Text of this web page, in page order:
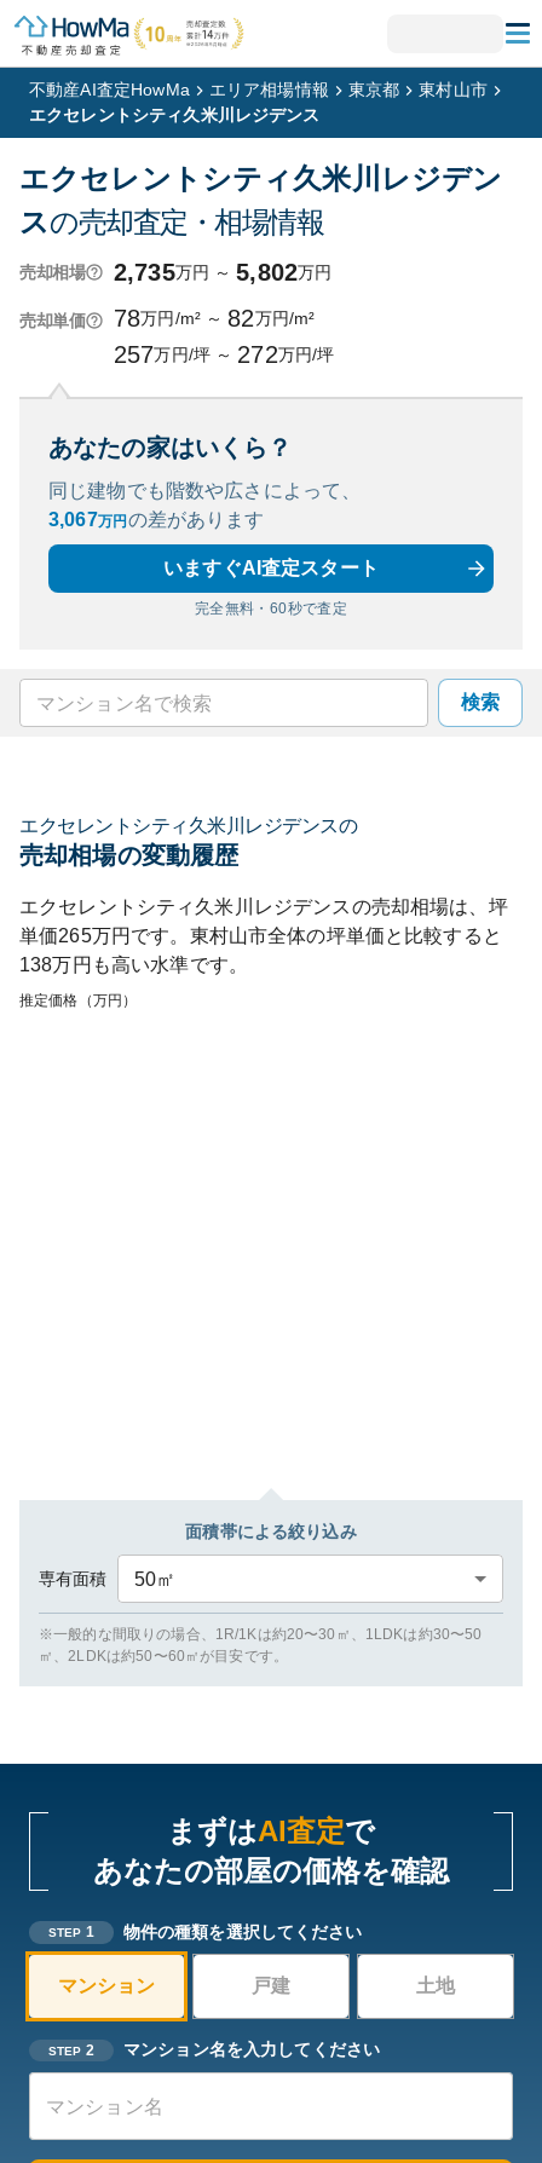
不動産AI査定HowMa エリア相場情報 東京都
東村山市
エクセレントシティ久米川レジデンス
エクセレントシティ久米川レジデン
スの売却査定・相場情報
売却相場 2,735万円 ～ 5,802万円
売却単価 78万円/m² ～ 82万円/m²
257万円/坪 ～ 272万円/坪
あなたの家はいくら？
同じ建物でも階数や広さによって、
3,067万円 の差があります
いますぐAI査定スタート
完全無料・60秒で査定
検索
エクセレントシティ久米川レジデンスの
売却相場の変動履歴
エクセレントシティ久米川レジデンスの売却相場は、坪
単価265万円です。 東村山市全体の坪単価と比較すると
138万円も高い水準です。
推定価格（万円）
面積帯による絞り込み
専有面積 50㎡
※一般的な間取りの場合、1R/1Kは約20〜30㎡、1LDKは約30〜50
㎡、2LDKは約50〜60㎡が目安です。
まずはAI査定で
あなたの部屋の価格を確認
STEP 1 物件の種類を選択してください
マンション 戸建 土地
STEP 2 マンション名を入力してください